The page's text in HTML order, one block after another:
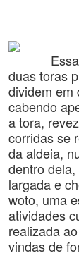
Essas
duas toras
dividem em
cabendo
a tora,
corridas se
da aldeia,
dentro
largada e
woto, uma
atividades
realizada
vindas de